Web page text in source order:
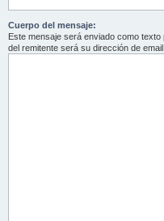
Cuerpo del mensaje:
Este mensaje será enviado como
del remitente será su dirección de email.